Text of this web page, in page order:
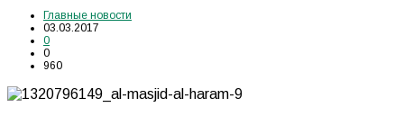
Главные новости
03.03.2017
0
0
960